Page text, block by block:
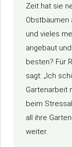
Zeit hat sie
Obstbäumen
und vieles
angebaut
besten? Für
sagt: „Ich
Gartenarbeit
beim
all ihre
weiter.